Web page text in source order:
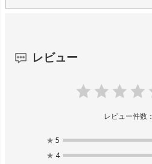
レビュー
レビュー件数：
★ 5
★ 4